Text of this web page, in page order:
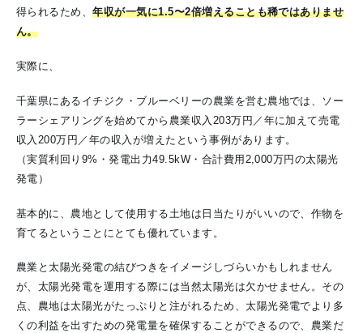
得られるため、年収が一気に1.5〜2倍増えることも稀ではありませ
ん。
実際に、
千葉県にあるイチジク・ブルーベリーの農業を営む農地では、ソー
ラーシェアリングを始めてから農業収入203万円／年に加えて売電
収入200万円／年の収入が増えたという事例があります。
（実質利回り9%・発電出力49.5kW・合計費用2,000万円の太陽光
発電）
基本的に、農地として使用する土地は日当たりがいいので、作物を
育てるということにとても優れています。
農業と太陽光発電の結びつきをイメージしづらいかもしれません
が、太陽光発電を運用する際には当然太陽光は欠かせません。その
点、農地は太陽光がたっぷりと注がれるため、太陽光発電でより多
くの利益を出すための発電量を確保することができるので、農業だ